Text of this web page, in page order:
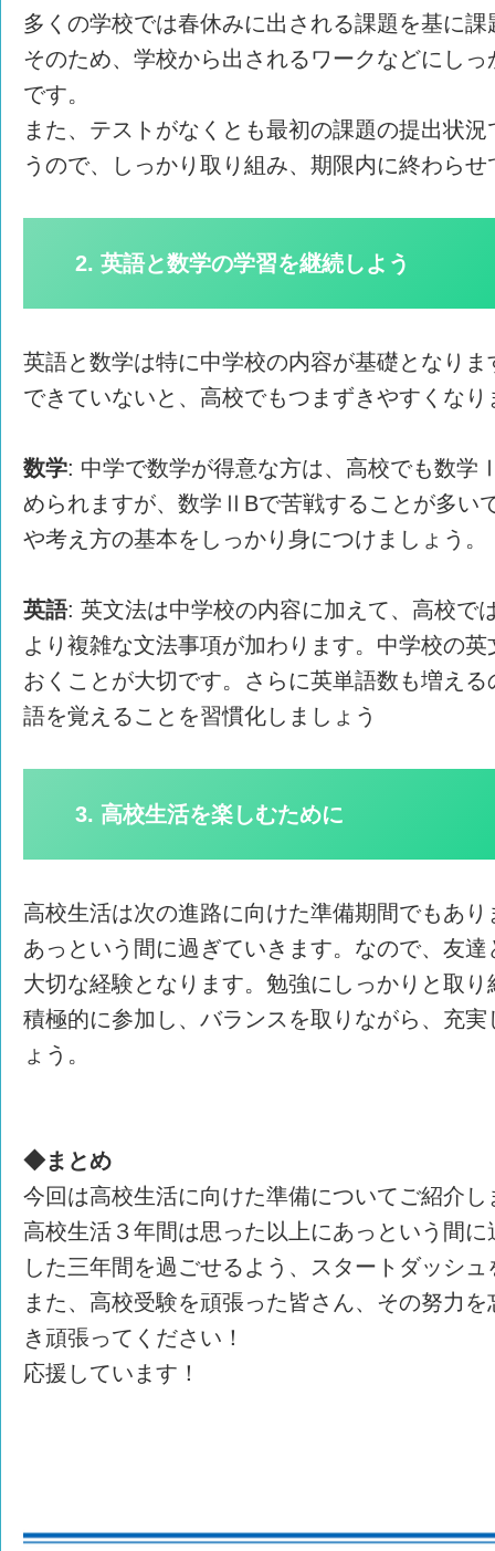
多くの学校では春休みに出される課題を基に
そのため、学校から出されるワークなどにし
です。
また、テストがなくとも最初の課題の提出状
うので、しっかり取り組み、期限内に終わら
2. 英語と数学の学習を継続しよう
英語と数学は特に中学校の内容が基礎となり
できていないと、高校でもつまずきやすくなり
数学: 中学で数学が得意な方は、高校でも数学
められますが、数学ⅡBで苦戦することが多い
や考え方の基本をしっかり身につけましょう。
英語: 英文法は中学校の内容に加えて、高校で
より複雑な文法事項が加わります。中学校の
おくことが大切です。さらに英単語数も増え
語を覚えることを習慣化しましょう
3. 高校生活を楽しむために
高校生活は次の進路に向けた準備期間でもあ
あっという間に過ぎていきます。なので、友
大切な経験となります。勉強にしっかりと取
積極的に参加し、バランスを取りながら、充
ょう。
◆まとめ
今回は高校生活に向けた準備についてご紹介し
高校生活３年間は思った以上にあっという間
した三年間を過ごせるよう、スタートダッシ
また、高校受験を頑張った皆さん、その努力
き頑張ってください！
応援しています！